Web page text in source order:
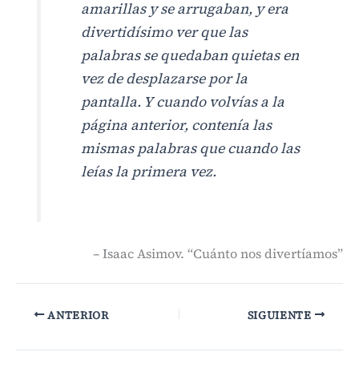
amarillas y se arrugaban, y era
divertidísimo ver que las
palabras se quedaban quietas en
vez de desplazarse por la
pantalla. Y cuando volvías a la
página anterior, contenía las
mismas palabras que cuando las
leías la primera vez.
– Isaac Asimov. “Cuánto nos divertíamos”
ANTERIOR SIGUIENTE